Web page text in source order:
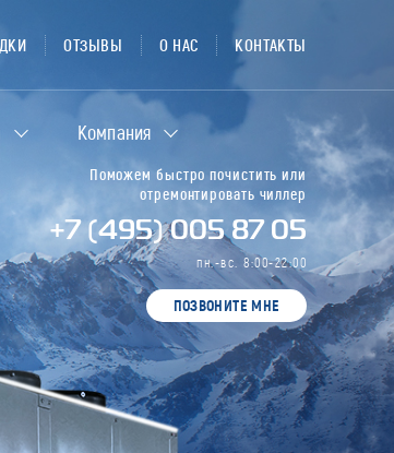
Поможем быстро почистить или
отремонтировать чиллер
+7 (495) 005 87 05
пн.-вс. 8:00-22:00
ПОЗВОНИТЕ МНЕ
ОТЗЫВЫ О НАС КОНТАКТЫ
Компания